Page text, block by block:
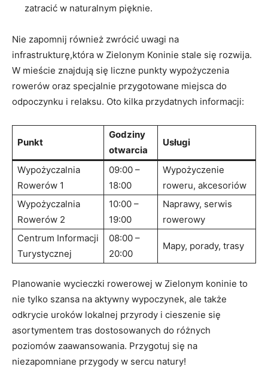
zatracić ⁢w naturalnym pięknie.
Nie ‍zapomnij również zwrócić uwagi na
infrastrukturę,która w Zielonym ‍Koninie stale⁢ się ​rozwija.⁢
W mieście‌ znajdują się liczne ⁤punkty wypożyczenia
rowerów oraz specjalnie⁢ przygotowane⁣ miejsca do
odpoczynku i relaksu.⁢ Oto⁢ kilka przydatnych informacji:
Punkt
Godziny
otwarcia
Usługi
Wypożyczalnia
Rowerów 1
09:00 –
18:00
Wypożyczenie
roweru,​ akcesoriów
Wypożyczalnia
Rowerów 2
10:00 –
19:00
Naprawy, serwis
rowerowy
Centrum ⁢Informacji
⁣Turystycznej
08:00 –
20:00
Mapy, porady, trasy
Planowanie wycieczki rowerowej w Zielonym ​koninie to
nie ⁣tylko szansa na aktywny wypoczynek, ‌ale także
odkrycie uroków lokalnej przyrody i cieszenie się
‌asortymentem⁢ tras dostosowanych ‍do różnych
poziomów zaawansowania. ‌Przygotuj się na
niezapomniane przygody w sercu ​natury!